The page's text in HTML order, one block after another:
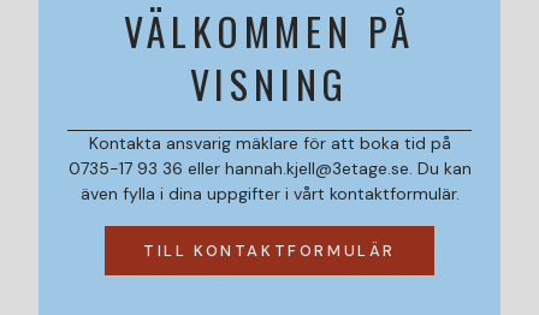
VÄLKOMMEN PÅ
VISNING
Kontakta ansvarig mäklare för att boka tid på
0735-17 93 36 eller hannah.kjell@3etage.se. Du kan
även fylla i dina uppgifter i vårt kontaktformulär.
TILL KONTAKTFORMULÄR